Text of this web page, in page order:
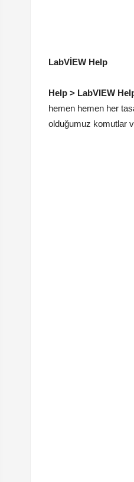
LabVİEW Help
Help > LabVIEW
hemen hemen her
olduğumuz komutlar